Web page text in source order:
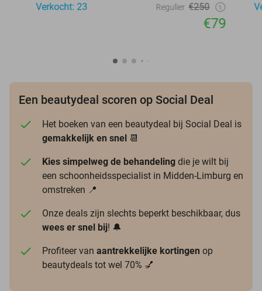
Verkocht: 23
Regulier €250
€79
Een beautydeal scoren op Social Deal
Het boeken van een beautydeal bij Social Deal is
gemakkelijk en snel 📆
Kies simpelweg de behandeling die je wilt bij
een schoonheidsspecialist in Midden-Limburg en
omstreken 📍
Onze deals zijn slechts beperkt beschikbaar, dus
wees er snel bij! 🔔
Profiteer van aantrekkelijke kortingen op
beautydeals tot wel 70% 💅